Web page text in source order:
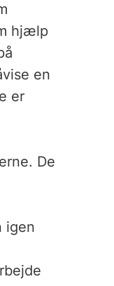
hjælp
en
er
De
igen